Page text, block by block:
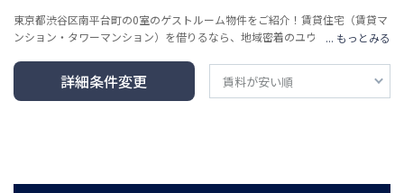
東京都渋谷区南平台町の0室のゲストルーム物件をご紹介！賃貸住宅（賃貸マ
ンション・タワーマンション）を借りるなら、地域密着のユウキ・ホーム
高級賃貸マンション情報をお届けし、あなたの賃貸情報探し・お家探しをサ
ポートします。詳細条件変更